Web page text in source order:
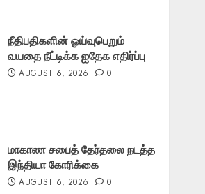
நீதிபதிகளின் ஓய்வுபெறும்
வயதை நீட்டிக்க ஐதேக எதிர்ப்பு
AUGUST 6, 2026 0
மாகாண சபைத் தேர்தலை நடத்த
இந்தியா கோரிக்கை
AUGUST 6, 2026 0